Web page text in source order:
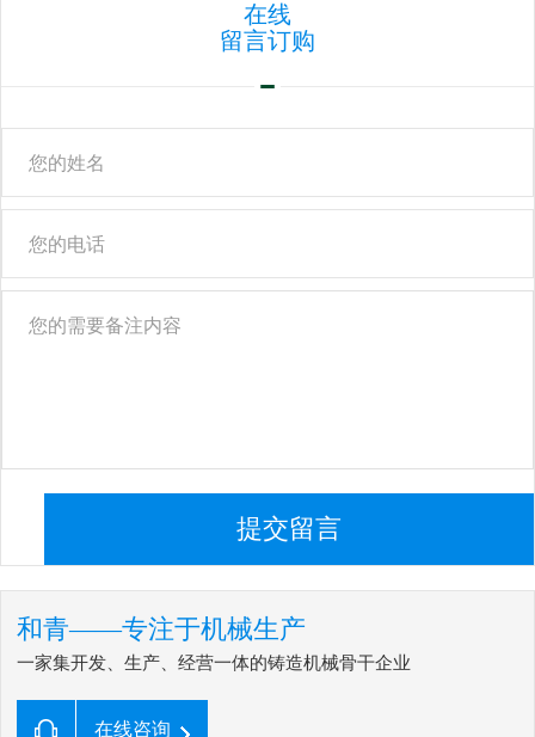
在线
留言订购
提交留言
和青——专注于机械生产
一家集开发、生产、经营一体的铸造机械骨干企业
在线咨询